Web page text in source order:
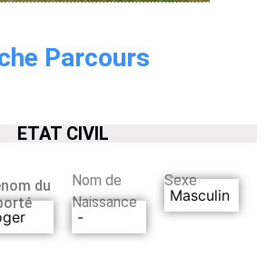
Parcours
ETAT CIVIL
du
Nom de
Naissance
-
Sexe
Masculin